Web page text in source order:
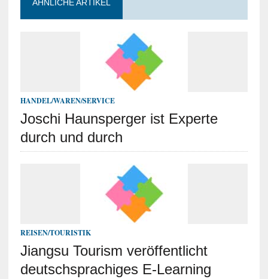
ÄHNLICHE ARTIKEL
HANDEL/WAREN/SERVICE
Joschi Haunsperger ist Experte
durch und durch
REISEN/TOURISTIK
Jiangsu Tourism veröffentlicht
deutschsprachiges E-Learning